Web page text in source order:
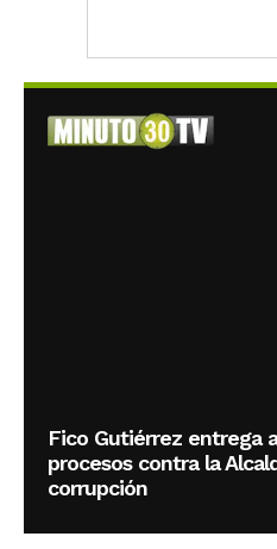
Fico Gutiérrez entrega
procesos contra la
corrupción